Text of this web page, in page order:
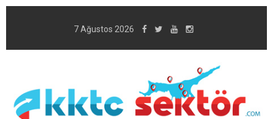
7 Ağustos 2026